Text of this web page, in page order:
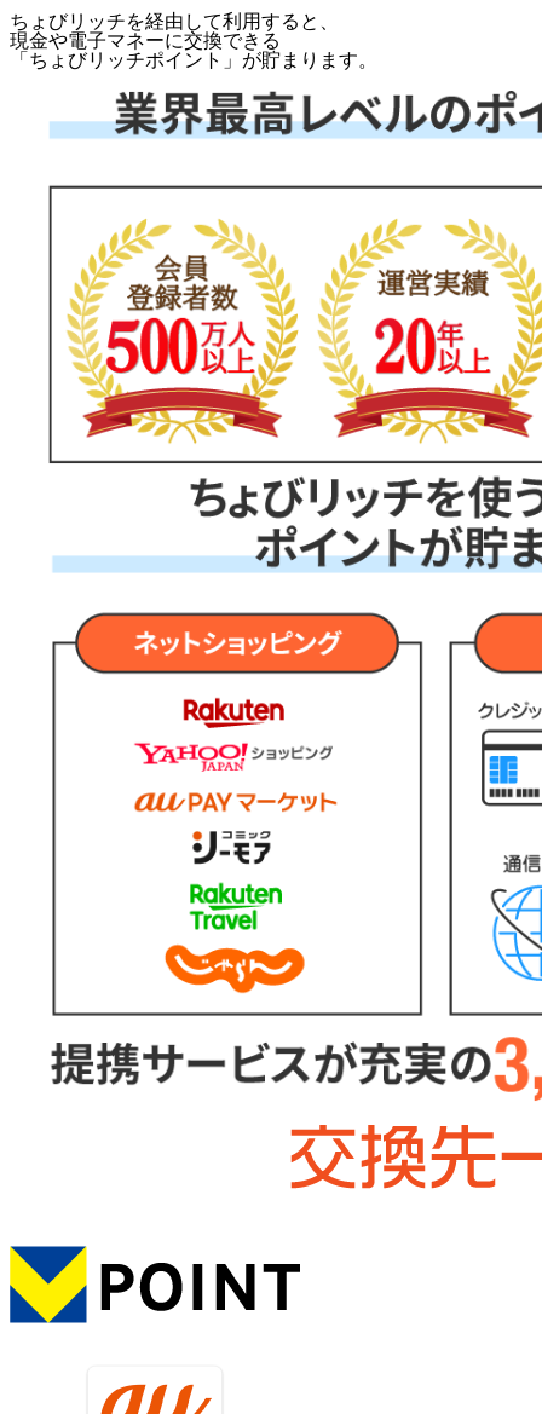
ちょびリッチを経由して利用すると、
現金や電子マネーに交換できる
「 ちょびリッチポイント 」が貯まります。